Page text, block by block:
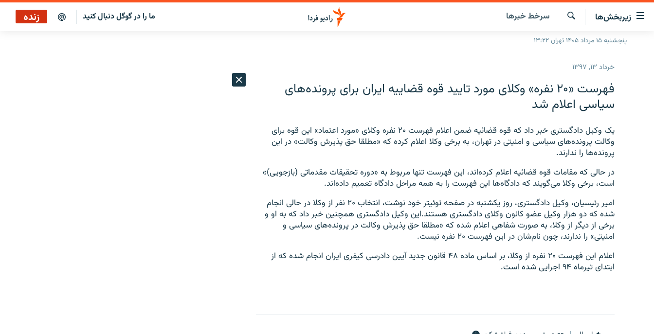
لینک‌های
قابلیت
دسترسی
زیربخش‌ها
صفحه اصلی
انتخاب کنید و بشنوید
برنامه‌های رادیویی
فرکانس‌ها
چندرسانه‌ای
گزارش‌های تصویری
گزارش‌های ویدئویی
جستجو
سرخط‌ خبرها ما را در گوگل دنبال کنید زنده
پنجشنبه ۱۵ مرداد ۱۴۰۵ تهران ۱۳:۲۲
خرداد ۱۳, ۱۳۹۷
فهرست «۲۰ نفره» وکلای مورد تایید قوه قضاییه ایران برای پرونده‌های
سیاسی اعلام شد
یک وکیل دادگستری خبر داد که قوه قضائیه ضمن اعلام فهرست ۲۰ نفره وکلای «مورد اعتماد» این قوه برای
وکالت پرونده‌های سیاسی و امنیتی در تهران، به برخی وکلا اعلام کرده که «مطلقا حق پذیرش وکالت» در این
پرونده‌ها را ندارند.
در حالی که مقامات قوه قضائیه اعلام کرده‌اند، این فهرست تنها مربوط به «دوره تحقیقات مقدماتی (بازجویی)»
است، برخی وکلا می‌گویند که دادگاه‌ها این فهرست را به همه مراحل دادگاه تعمیم داده‌اند.
امیر رئیسیان، وکیل دادگستری، روز یکشنبه در صفحه توئیتر خود نوشت، انتخاب ۲۰ نفر از وکلا در حالی انجام
شده که دو هزار وکیل عضو کانون وکلای دادگستری هستند.این وکیل دادگستری همچنین خبر داد که به او و
برخی از دیگر از وکلا، به صورت شفاهی اعلام شده که «مطلقا حق پذیرش وکالت در پرونده‌های سیاسی و
امنیتی» را ندارند، چون نام‌شان در این فهرست ۲۰ نفره نیست.
اعلام این فهرست ۲۰ نفره از وکلا، بر اساس ماده ۴۸ قانون جدید آیین دادرسی کیفری ایران انجام شده که از
ابتدای تیرماه ۹۴ اجرایی شده است.